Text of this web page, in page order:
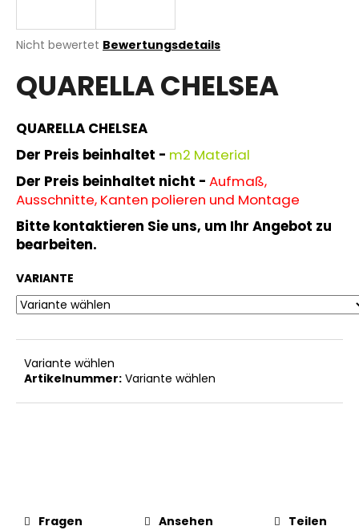
Die
Produktbewertung
ist
von
5
Sternen.
Nicht bewertet Bewertungsdetails
QUARELLA CHELSEA
QUARELLA CHELSEA
Der Preis beinhaltet - m2 Material
Der Preis beinhaltet nicht - Aufmaß,
Ausschnitte, Kanten polieren und Montage
Bitte kontaktieren Sie uns, um Ihr Angebot zu
bearbeiten.
VARIANTE
Variante wählen
Artikelnummer: Variante wählen
Fragen Ansehen Teilen
W
i
r
e
m
p
f
e
h
l
e